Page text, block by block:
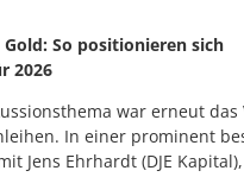
So positionieren sich
2026
war erneut das
In einer prominent
Jens Ehrhardt (DJE